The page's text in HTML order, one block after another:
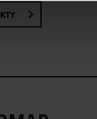
funkcje